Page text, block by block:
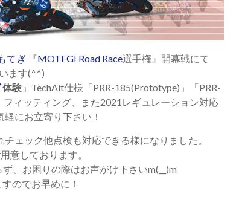
てぎ 『MOTEGI Road Race選手権』開幕戦にて
ます(^^)
体験 」 TechAit仕様「PRR-185(Prototype) 」「PRR-
フィッティング、また2021 レギュレーション対応
にお立寄り下さい！
ェック他点検も対応できる様になりました。
用意しております。
ず、お困りの際はお声がけ下さいm(__)m
のでお早めに！